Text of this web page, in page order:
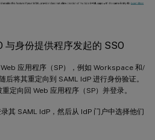
与身份提供程序发起的 SSO
Web 应用程序（SP），例如 Workspace 和/
将其重定向到 SAML IdP 进行身份验证。
定向回 Web 应用程序（SP）并登录。
其 SAML IdP，然后从 IdP 门户中选择他们